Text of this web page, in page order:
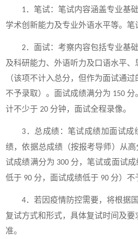
1．笔试：笔试内容涵盖专业基
学术创新能力及专业外语水平等。笔
2．面试：考察内容包括专业基
及科研能力、外语听力及口语水平
（该项不计入总分，但作为面试通
不予录取）。面试成绩满分为 150 分
计不少于 20 分钟，面试全程录像。
3 ．总成绩：笔试成绩加面试
绩，依据总成绩（按报考导师）从
试成绩满分为 300 分，笔试或面试
低于 90 分，面试成绩低于 90 分）不
4．若因疫情防控需要，将根据
复试方式和形式，具体复试时间及
准。